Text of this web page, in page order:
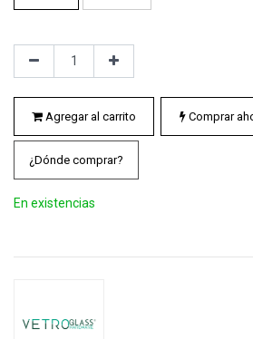
Agregar al carrito Comprar
¿Dónde comprar?
En existencias